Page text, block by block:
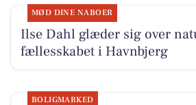
MØD DINE NABOER
Ilse Dahl glæder sig over
fællesskabet i Havnbjerg
BOLIGMARKED